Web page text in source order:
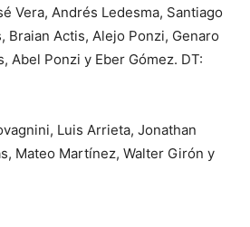
Vera, Andrés Ledesma, Santiago
Braian Actis, Alejo Ponzi, Genaro
Abel Ponzi y Eber Gómez. DT:
Luis Arrieta, Jonathan
Mateo Martínez, Walter Girón y